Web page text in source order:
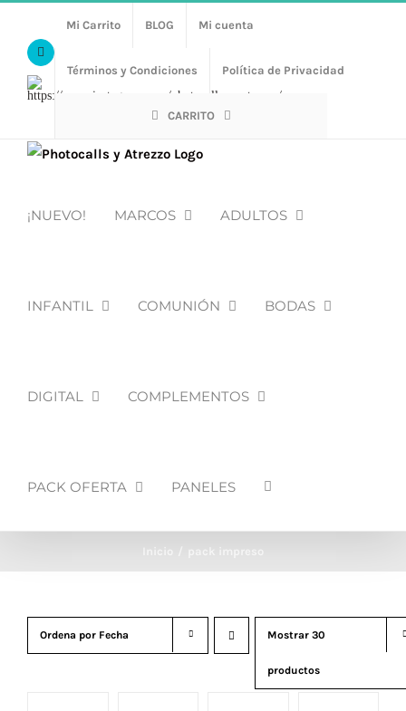
contenidoFacebook
Https://www.instagram.com/photocalls_y_atrezzo/
Mi Carrito BLOG Mi cuenta
Términos y Condiciones Política de Privacidad
CARRITO
¡NUEVO! MARCOS ADULTOS
INFANTIL COMUNIÓN BODAS
DIGITAL COMPLEMENTOS
PACK OFERTA PANELES
Inicio pack impreso
Ordena por Fecha Mostrar 30
productos